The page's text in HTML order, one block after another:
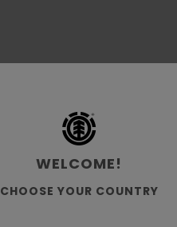
WELCOME!
CHOOSE YOUR COUNTRY